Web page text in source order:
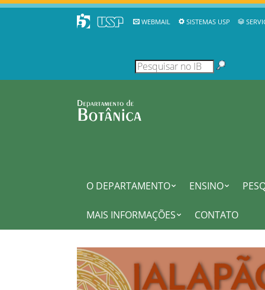
WEBMAIL SISTEMAS USP
O DEPARTAMENTO ENSINO
MAIS INFORMAÇÕES CONTATO